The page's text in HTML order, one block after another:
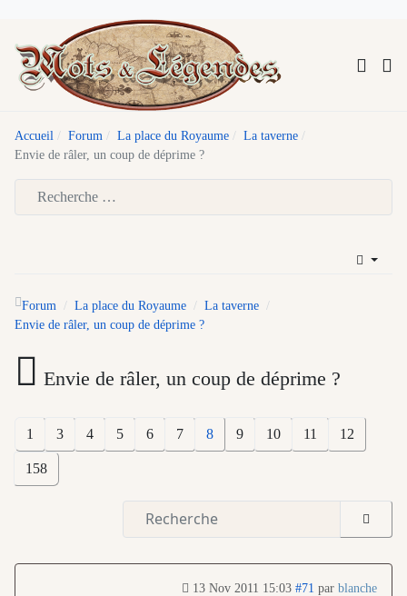
Accueil Forum La place du Royaume
La taverne
Envie de râler, un coup de déprime ?
Forum La place du Royaume
La taverne
Envie de râler, un coup de déprime ?
Envie de râler, un coup de déprime ?
1 3 4 5 6 7 8 9 10 11 12
158
13 Nov 2011 15:03 #71 par blanche